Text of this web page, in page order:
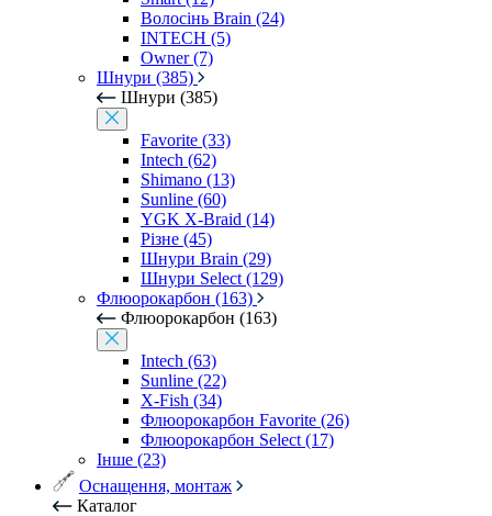
Волосінь Brain (24)
INTECH (5)
Owner (7)
Шнури (385)
Шнури (385)
Favorite (33)
Intech (62)
Shimano (13)
Sunline (60)
YGK X-Braid (14)
Різне (45)
Шнури Brain (29)
Шнури Select (129)
Флюорокарбон (163)
Флюорокарбон (163)
Intech (63)
Sunline (22)
X-Fish (34)
Флюорокарбон Favorite (26)
Флюорокарбон Select (17)
Інше (23)
Оснащення, монтаж
Каталог